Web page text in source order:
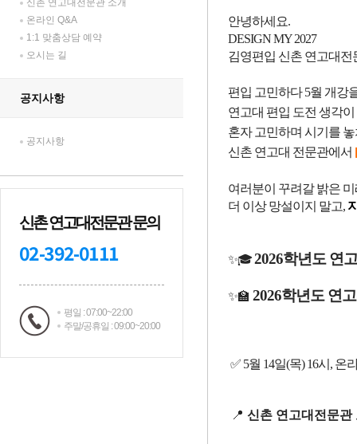
신촌 연고대전문관 소개
온라인 Q&A
1:1 맞춤상담 예약
오시는 길
공지사항
공지사항
신촌 연고대전문관 문의
02-392-0111
평일 : 07:00~22:00
주말/공휴일 : 09:00~20:00